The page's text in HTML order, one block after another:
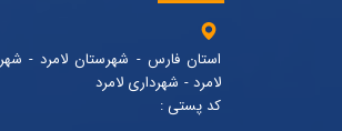
استان فارس - شهرستان لامرد - شهر
لامرد - شهرداری لامرد
کد پستی :